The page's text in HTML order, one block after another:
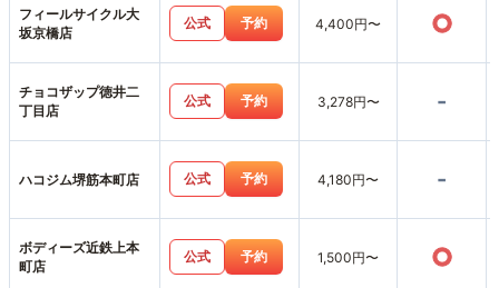
フィールサイクル大
坂京橋店
公式 予約 4,400円〜 ○
チョコザップ徳井二
丁目店
公式 予約 3,278円〜 -
ハコジム堺筋本町店 公式 予約 4,180円〜 -
ボディーズ近鉄上本
町店
公式 予約 1,500円〜 ○